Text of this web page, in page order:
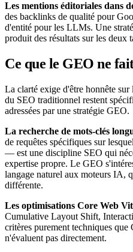
Les mentions éditoriales dans
des backlinks de qualité pour
d'entité pour les LLMs. Une
produit des résultats sur les deux
Ce que le GEO ne
La clarté exige d'être honnête
du SEO traditionnel restent
adressées par une stratégie GEO.
La recherche de mots-clés
de requêtes spécifiques sur
— est une discipline SEO qui
expertise propre. Le GEO
langage naturel aux moteurs IA,
différente.
Les optimisations Core Web
Cumulative Layout Shift,
critères purement techniques
n'évaluent pas directement.